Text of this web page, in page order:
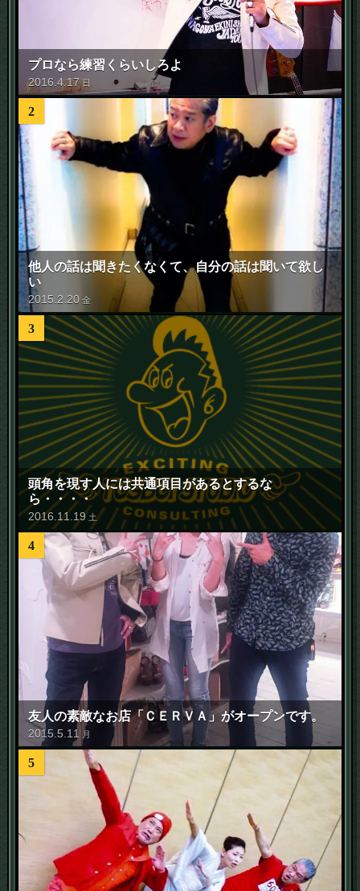
プロなら練習くらいしろよ
2016.4.17 日
2
他人の話は聞きたくなくて、自分の話は聞いて欲し
い
2015.2.20 金
3
頭角を現す人には共通項目があるとするな
ら・・・・
2016.11.19 土
4
友人の素敵なお店「ＣＥＲＶＡ」がオープンです。
2015.5.11 月
5